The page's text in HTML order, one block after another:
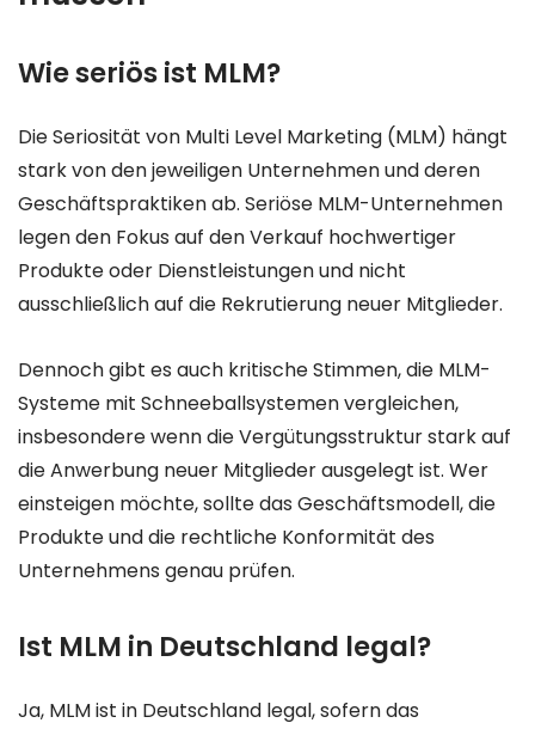
Wie seriös ist MLM?
Die Seriosität von Multi Level Marketing (MLM) hängt
stark von den jeweiligen Unternehmen und deren
Geschäftspraktiken ab. Seriöse MLM-Unternehmen
legen den Fokus auf den Verkauf hochwertiger
Produkte oder Dienstleistungen und nicht
ausschließlich auf die Rekrutierung neuer Mitglieder.
Dennoch gibt es auch kritische Stimmen, die MLM-
Systeme mit Schneeballsystemen vergleichen,
insbesondere wenn die Vergütungsstruktur stark auf
die Anwerbung neuer Mitglieder ausgelegt ist. Wer
einsteigen möchte, sollte das Geschäftsmodell, die
Produkte und die rechtliche Konformität des
Unternehmens genau prüfen.
Ist MLM in Deutschland legal?
Ja, MLM ist in Deutschland legal, sofern das